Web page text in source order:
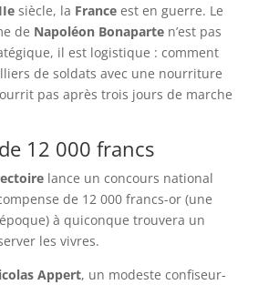
siècle, la Franceest en guerre. Le
de Napoléon Bonaparten’est pas
il est logistique : comment
de soldats avec une nourriture
pas après trois jours de marche
12 000 francs
lance un concours national
de 12 000 francs-or (une
à quiconque trouvera un
les vivres.
Appert, un modeste confiseur-